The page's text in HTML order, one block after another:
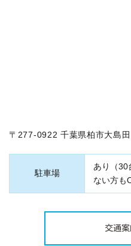
〒277-0922 千葉県柏市大島
駐車場
あり（30
ない方も
交通